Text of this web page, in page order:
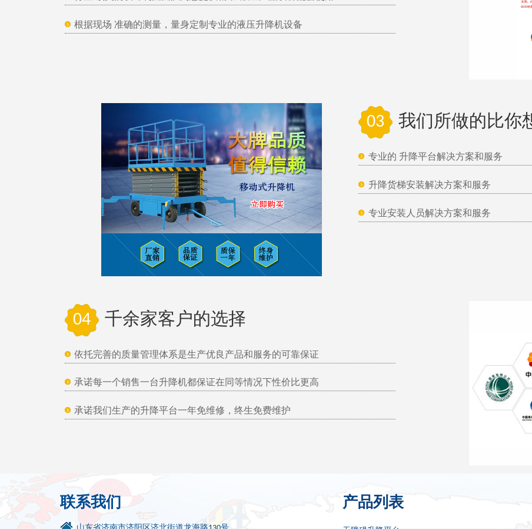
根据现场 准确的测量，量身定制专业的液压升降机设备
03 我们所做的比你
专业的 升降平台解决方案和服务
升降货梯安装解决方案和服务
专业安装人员解决方案和服务
04 千余家客户的选择
依托完善的质量管理体系是生产优良产品和服务的可靠保证
承诺每一个销售一台升降机都保证在同等情况下性价比更高
承诺我们生产的升降平台一年免维修，终生免费维护
联系我们 产品列表